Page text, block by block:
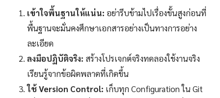
เข้าใจพื้นฐานให้แน่น: อย่ารีบข้ามไปเรื่องขั้นสูงก่อนที่
พื้นฐานจะมั่นคงศึกษาเอกสารอย่างเป็นทางการอย่าง
ละเอียด
ลงมือปฏิบัติจริง: สร้างโปรเจกต์จริงทดลองใช้งานจริง
เรียนรู้จากข้อผิดพลาดที่เกิดขึ้น
ใช้ Version Control: เก็บทุก Configuration ใน Git